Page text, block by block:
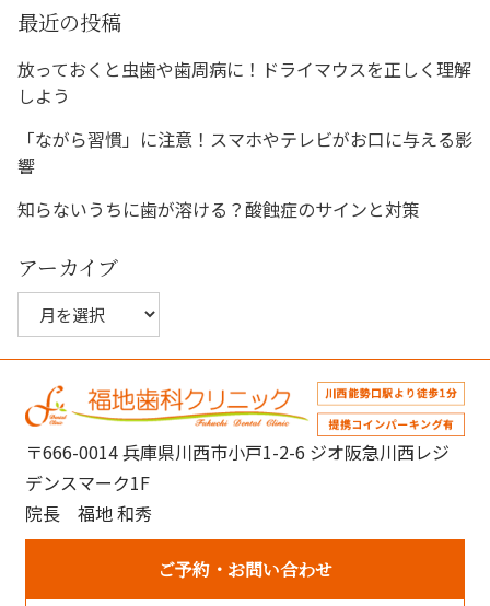
ー
ョ
ン
最近の投稿
放っておくと虫歯や歯周病に！ドライマウスを正しく理解
しよう
「ながら習慣」に注意！スマホやテレビがお口に与える影
響
知らないうちに歯が溶ける？酸蝕症のサインと対策
アーカイブ
ー
カ
ブ
〒666-0014 兵庫県川西市小戸1-2-6 ジオ阪急川西レジ
デンスマーク1F
院長 福地 和秀
ご予約 お問い合わせ